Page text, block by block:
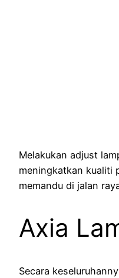
Melakukan adjust
meningkatkan kualiti
memandu di jalan
Axia
Secara